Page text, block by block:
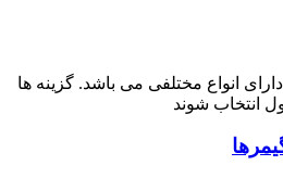
انواع مختلفی می باشد. گزینه ها
انتخاب شوند